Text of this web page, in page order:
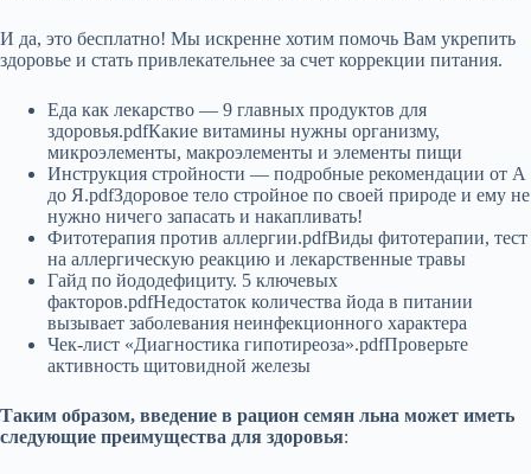
И да, это бесплатно! Мы искренне хотим помочь Вам укрепить
здоровье и стать привлекательнее за счет коррекции питания.
Еда как лекарство — 9 главных продуктов для
здоровья.pdfКакие витамины нужны организму,
микроэлементы, макроэлементы и элементы пищи
Инструкция стройности — подробные рекомендации от А
до Я.pdfЗдоровое тело стройное по своей природе и ему не
нужно ничего запасать и накапливать!
Фитотерапия против аллергии.pdfВиды фитотерапии, тест
на аллергическую реакцию и лекарственные травы
Гайд по йододефициту. 5 ключевых
факторов.pdfНедостаток количества йода в питании
вызывает заболевания неинфекционного характера
Чек-лист «Диагностика гипотиреоза».pdfПроверьте
активность щитовидной железы
Таким образом, введение в рацион семян льна может иметь
следующие преимущества для здоровья: